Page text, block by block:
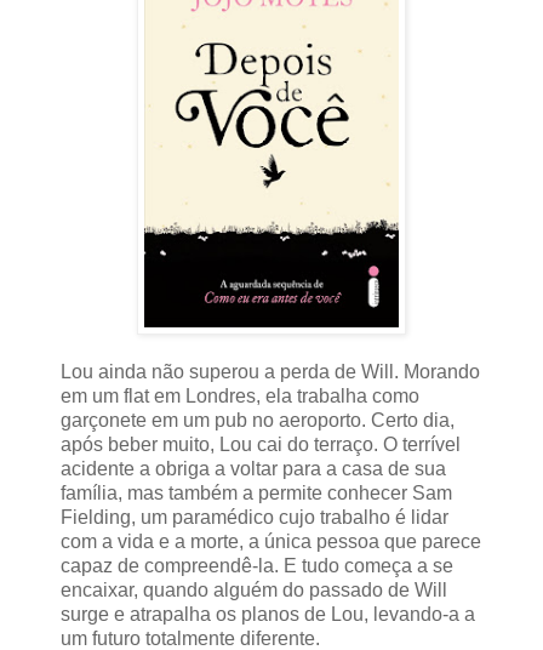
Lou ainda não superou a perda de Will. Morando
em um flat em Londres, ela trabalha como
garçonete em um pub no aeroporto. Certo dia,
após beber muito, Lou cai do terraço. O terrível
acidente a obriga a voltar para a casa de sua
família, mas também a permite conhecer Sam
Fielding, um paramédico cujo trabalho é lidar
com a vida e a morte, a única pessoa que parece
capaz de compreendê-la. E tudo começa a se
encaixar, quando alguém do passado de Will
surge e atrapalha os planos de Lou, levando-a a
um futuro totalmente diferente.